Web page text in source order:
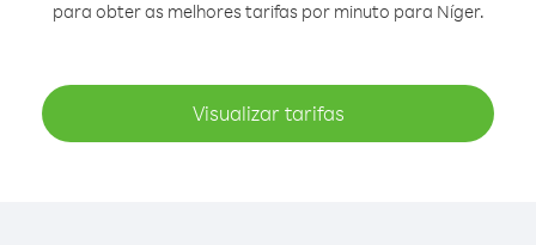
para obter as melhores tarifas por minuto para Níger.
Visualizar tarifas